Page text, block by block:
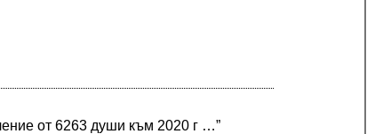
от 6263 души към 2020 г …”